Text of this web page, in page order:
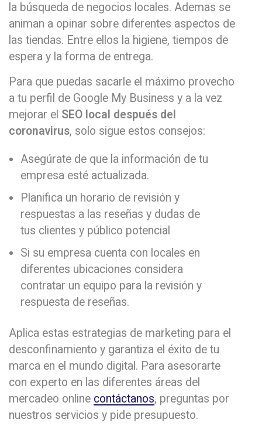
la búsqueda de negocios locales. Ademas se
animan a opinar sobre diferentes aspectos de
las tiendas. Entre ellos la higiene, tiempos de
espera y la forma de entrega.
Para que puedas sacarle el máximo provecho
a tu perfil de Google My Business y a la vez
mejorar el SEO local después del
coronavirus, solo sigue estos consejos:
Asegúrate de que la información de tu
empresa esté actualizada.
Planifica un horario de revisión y
respuestas a las reseñas y dudas de
tus clientes y público potencial
Si su empresa cuenta con locales en
diferentes ubicaciones considera
contratar un equipo para la revisión y
respuesta de reseñas.
Aplica estas estrategias de marketing para el
desconfinamiento y garantiza el éxito de tu
marca en el mundo digital. Para asesorarte
con experto en las diferentes áreas del
mercadeo online contáctanos, preguntas por
nuestros servicios y pide presupuesto.